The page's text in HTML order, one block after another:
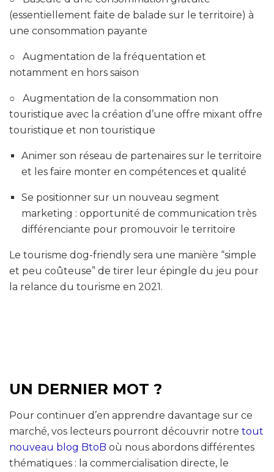
(essentiellement faite de balade sur le territoire) à
une consommation payante
○ Augmentation de la fréquentation et
notamment en hors saison
○ Augmentation de la consommation non
touristique avec la création d’une offre mixant offre
touristique et non touristique
Animer son réseau de partenaires sur le territoire
et les faire monter en compétences et qualité
Se positionner sur un nouveau segment
marketing : opportunité de communication très
différenciante pour promouvoir le territoire
Le tourisme dog-friendly sera une manière “simple
et peu coûteuse” de tirer leur épingle du jeu pour
la relance du tourisme en 2021.
UN DERNIER MOT ?
Pour continuer d’en apprendre davantage sur ce
marché, vos lecteurs pourront découvrir notre tout
nouveau blog BtoB où nous abordons différentes
thématiques : la commercialisation directe, le